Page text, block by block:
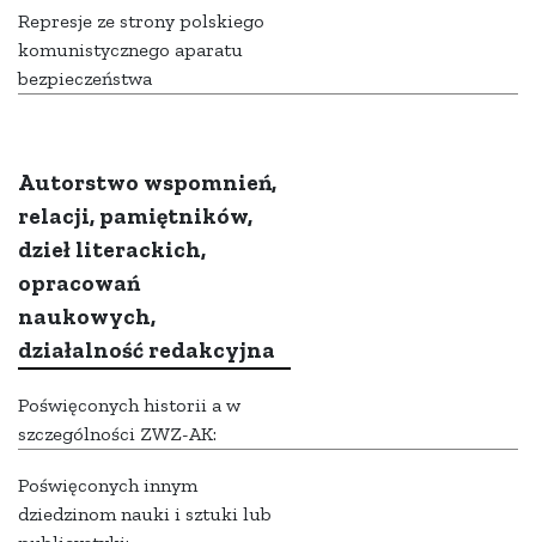
Represje ze strony polskiego
komunistycznego aparatu
bezpieczeństwa
Autorstwo wspomnień,
relacji, pamiętników,
dzieł literackich,
opracowań
naukowych,
działalność redakcyjna
Poświęconych historii a w
szczególności ZWZ-AK:
Poświęconych innym
dziedzinom nauki i sztuki lub